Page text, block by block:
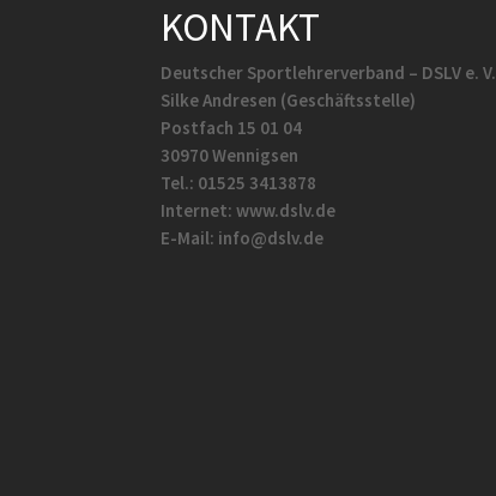
KONTAKT
Deutscher Sportlehrerverband – DSLV e. V.
Silke Andresen (Geschäftsstelle)
Postfach 15 01 04
30970 Wennigsen
Tel.: 01525 3413878
Internet: www.dslv.de
E-Mail: info@dslv.de